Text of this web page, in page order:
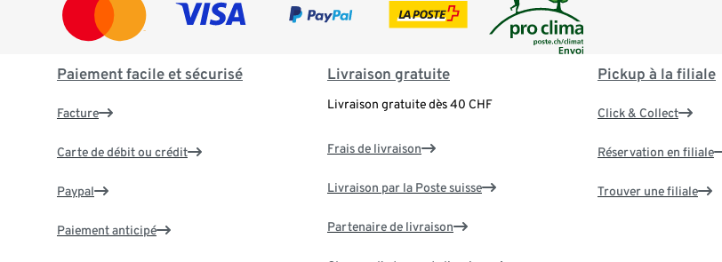
Paiement facile et sécurisé
Facture
Carte de débit ou crédit
Paypal
Paiement anticipé
Livraison gratuite
Livraison gratuite dès 40 CHF
Frais de livraison
Livraison par la Poste suisse
Partenaire de livraison
Pickup à la filiale
Click & Collect
Réservation en filiale
Trouver une filiale